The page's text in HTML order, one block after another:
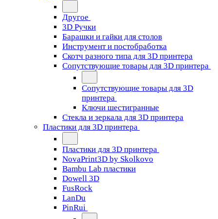
Другое
3D Ручки
Барашки и гайки для столов
Инструмент и постобработка
Скотч разного типа для 3D принтера
Сопутствующие товары для 3D принтера
Сопутствующие товары для 3D
принтера
Ключи шестигранные
Стекла и зеркала для 3D принтера
Пластики для 3D принтера
Пластики для 3D принтера
NovaPrint3D by Skolkovo
Bambu Lab пластики
Dowell 3D
FusRock
LanDu
PinRui